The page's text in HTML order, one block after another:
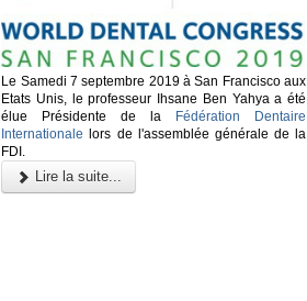
Le Samedi 7 septembre 2019 à San Francisco aux
Etats Unis, le professeur Ihsane Ben Yahya a été
élue Présidente de la
Fédération Dentaire
Internationale lors de l'assemblée générale de la
FDI.
Lire la suite...